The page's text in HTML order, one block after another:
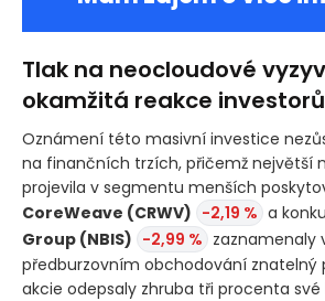
Tlak na neocloudové
okamžitá reakce investorů
Oznámení této masivní investice
na finančních trzích, přičemž největší
projevila v segmentu menších
CoreWeave (CRWV) -2,19 % a
Group (NBIS) -2,99 % zaznamenaly
předburzovním obchodování znatelný
akcie odepsaly zhruba tři procenta